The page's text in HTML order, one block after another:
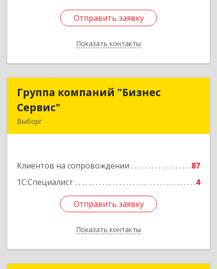
Отправить заявку
Показать контакты
Отправить заявку
Назад
Группа компаний "Бизнес
Сервис"
Выборг
Клиентов на сопровождении
87
1С:Специалист
4
Отправить заявку
Показать контакты
Группа компаний "Бизнес
Подробнее
Отправить заявку
Назад